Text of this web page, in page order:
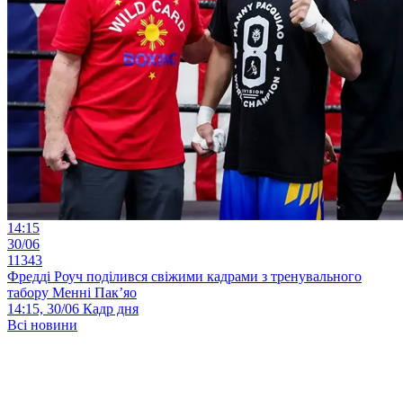
14:15
30/06
11343
Фредді Роуч поділився свіжими кадрами з тренувального
табору Менні Пак’яо
14:15, 30/06 Кадр дня
Всі новини